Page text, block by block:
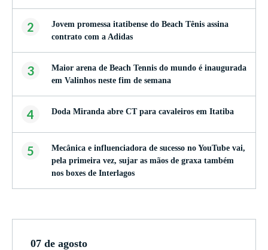
2
Jovem promessa itatibense do Beach Tênis assina
contrato com a Adidas
3
Maior arena de Beach Tennis do mundo é inaugurada
em Valinhos neste fim de semana
4 Doda Miranda abre CT para cavaleiros em Itatiba
5
Mecânica e influenciadora de sucesso no YouTube vai,
pela primeira vez, sujar as mãos de graxa também
nos boxes de Interlagos
07 de agosto